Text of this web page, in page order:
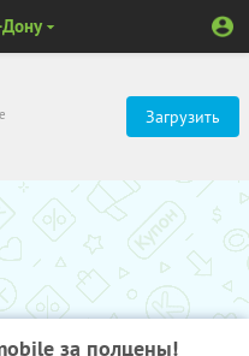
Загрузить
Дону
за полцены!